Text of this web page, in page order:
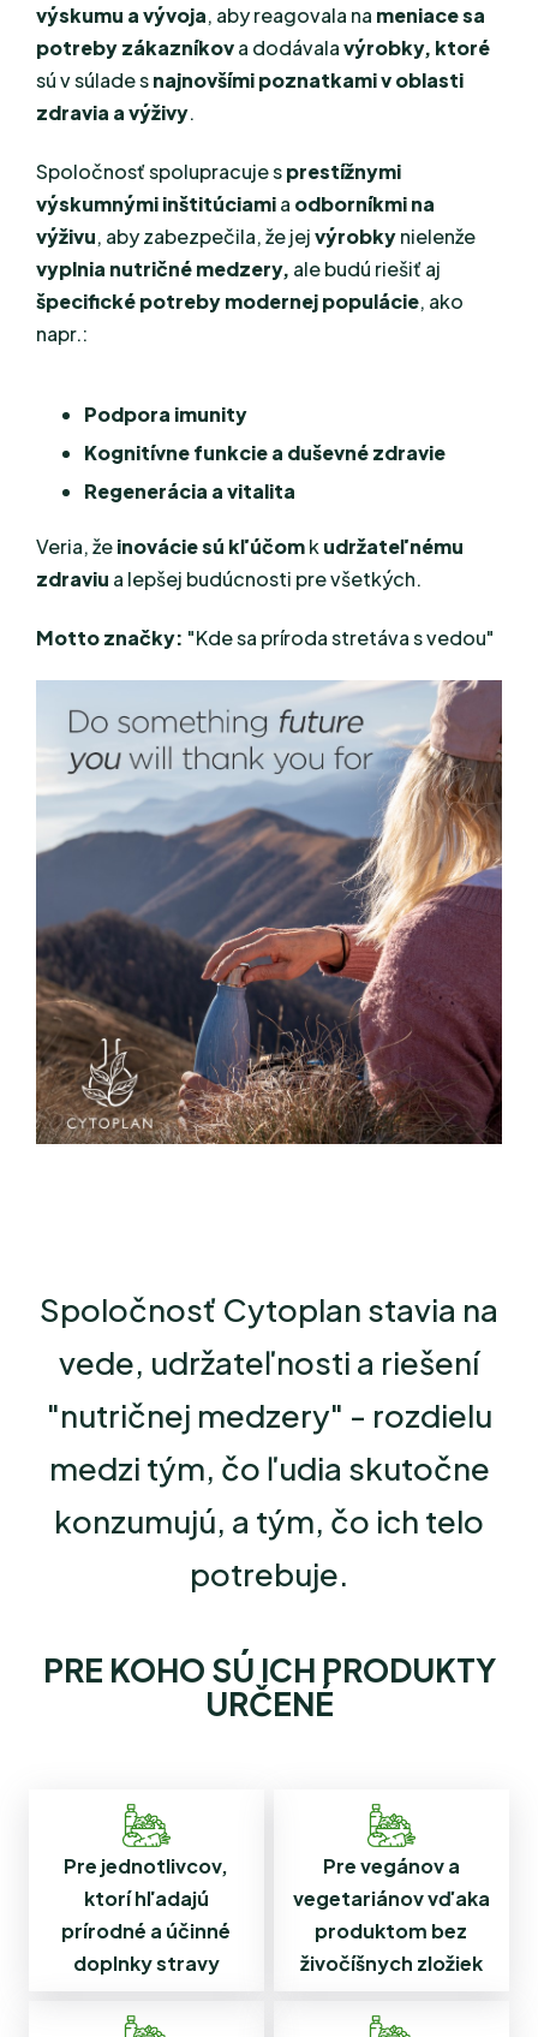
výskumu a vývoja, aby reagovala na meniace sa
potreby zákazníkova dodávalavýrobky, ktoré
sú v súlade snajnovšími poznatkami v oblasti
zdravia a výživy.
Spoločnosť spolupracuje sprestížnymi
výskumnými inštitúciamia odborníkmi na
výživu, aby zabezpečila, že jejvýrobkynielenže
vyplnia nutričné medzery, ale budú riešiť aj
špecifické potreby modernej populácie, ako
napr.:
Podpora imunity
Kognitívne funkcie a duševné zdravie
Regenerácia a vitalita
Veria, žeinovácie sú kľúčomkudržateľnému
zdraviu a lepšej budúcnosti pre všetkých.
Motto značky: "Kde sa príroda stretáva s vedou"
Spoločnosť Cytoplan stavia na
vede, udržateľnosti a riešení
"nutričnej medzery" - rozdielu
medzi tým, čo ľudia skutočne
konzumujú, a tým, čo ich telo
potrebuje.
PRE KOHO SÚ ICH PRODUKTY
URČENÉ
Pre jednotlivcov,
ktorí hľadajú
prírodné a účinné
doplnky stravy
Pre vegánov a
vegetariánov vďaka
produktom bez
živočíšnych zložiek